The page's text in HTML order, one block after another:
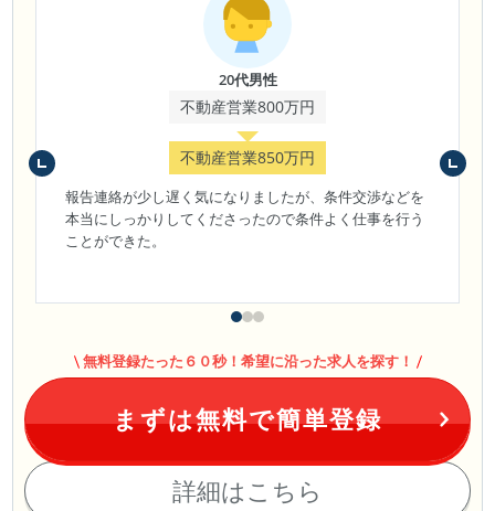
20代男性
不動産営業800万円
不動産営業850万円
報告連絡が少し遅く気になりましたが、条件交渉などを
本当にしっかりしてくださったので条件よく仕事を行う
ことができた。
詳細はこちら
無料登録たった６０秒！希望に沿った求人を探す！
まずは無料で簡単登録